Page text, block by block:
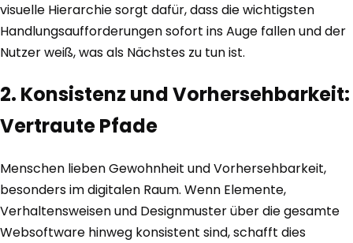
visuelle Hierarchie sorgt dafür, dass die wichtigsten
Handlungsaufforderungen sofort ins Auge fallen und der
Nutzer weiß, was als Nächstes zu tun ist.
2. Konsistenz und Vorhersehbarkeit:
Vertraute Pfade
Menschen lieben Gewohnheit und Vorhersehbarkeit,
besonders im digitalen Raum. Wenn Elemente,
Verhaltensweisen und Designmuster über die gesamte
Websoftware hinweg konsistent sind, schafft dies